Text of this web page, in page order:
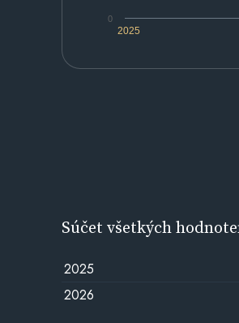
2025
0
Súčet všetkých
2025
2026